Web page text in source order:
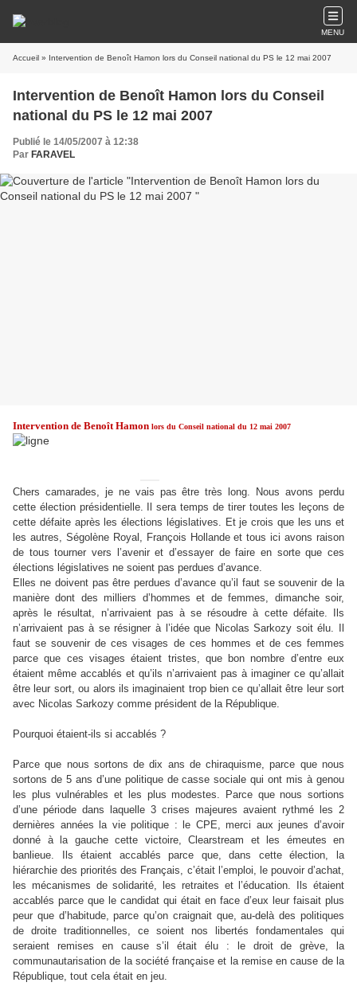
MENU
Accueil » Intervention de Benoît Hamon lors du Conseil national du PS le 12 mai 2007
Intervention de Benoît Hamon lors du Conseil
national du PS le 12 mai 2007
Publié le 14/05/2007 à 12:38
Par FARAVEL
Intervention de Benoît Hamon lors du Conseil national du 12 mai 2007
Chers camarades, je ne vais pas être très long. Nous avons perdu
cette élection présidentielle. Il sera temps de tirer toutes les leçons de
cette défaite après les élections législatives. Et je crois que les uns et
les autres, Ségolène Royal, François Hollande et tous ici avons raison
de tous tourner vers l’avenir et d’essayer de faire en sorte que ces
élections législatives ne soient pas perdues d’avance.
Elles ne doivent pas être perdues d’avance qu’il faut se souvenir de la
manière dont des milliers d’hommes et de femmes, dimanche soir,
après le résultat, n’arrivaient pas à se résoudre à cette défaite. Ils
n’arrivaient pas à se résigner à l’idée que Nicolas Sarkozy soit élu. Il
faut se souvenir de ces visages de ces hommes et de ces femmes
parce que ces visages étaient tristes, que bon nombre d’entre eux
étaient même accablés et qu’ils n’arrivaient pas à imaginer ce qu’allait
être leur sort, ou alors ils imaginaient trop bien ce qu’allait être leur sort
avec Nicolas Sarkozy comme président de la République.
Pourquoi étaient-ils si accablés ?
Parce que nous sortons de dix ans de chiraquisme, parce que nous
sortons de 5 ans d’une politique de casse sociale qui ont mis à genou
les plus vulnérables et les plus modestes. Parce que nous sortions
d’une période dans laquelle 3 crises majeures avaient rythmé les 2
dernières années la vie politique : le CPE, merci aux jeunes d’avoir
donné à la gauche cette victoire, Clearstream et les émeutes en
banlieue. Ils étaient accablés parce que, dans cette élection, la
hiérarchie des priorités des Français, c’était l’emploi, le pouvoir d’achat,
les mécanismes de solidarité, les retraites et l’éducation. Ils étaient
accablés parce que le candidat qui était en face d’eux leur faisait plus
peur que d’habitude, parce qu’on craignait que, au-delà des politiques
de droite traditionnelles, ce soient nos libertés fondamentales qui
seraient remises en cause s’il était élu : le droit de grève, la
communautarisation de la société française et la remise en cause de la
République, tout cela était en jeu.